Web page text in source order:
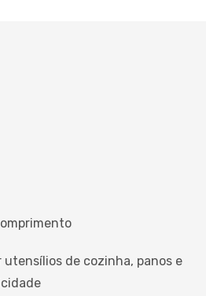
utensílios de cozinha, panos e